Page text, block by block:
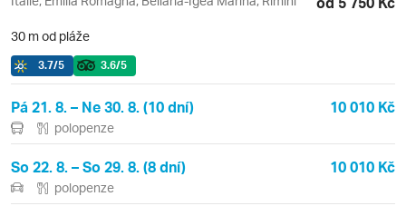
30 m od pláže
3.7/5 3.6/5
Pá 21. 8. – Ne 30. 8. (10 dní) 10 010 Kč
polopenze
So 22. 8. – So 29. 8. (8 dní) 10 010 Kč
polopenze